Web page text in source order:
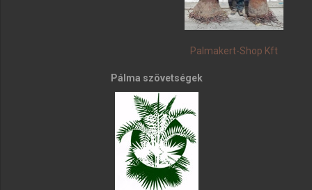
Palmakert-Shop Kft
Pálma szövetségek